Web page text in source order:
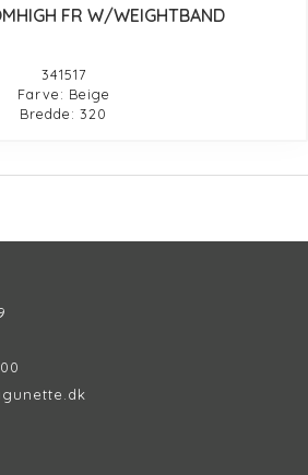
FR W/WEIGHTBAND
341517
Farve: Beige
Bredde: 320